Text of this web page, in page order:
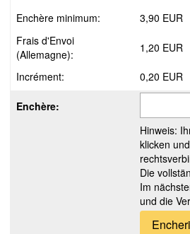
Enchère minimum:
3,90 EUR
Frais d'Envoi
(Allemagne):
1,20 EUR
Incrément: 0,20 EUR
Enchère:
Hinweis:
klicken
Die
Im
und die